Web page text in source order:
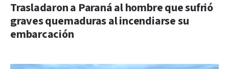
Trasladaron a Paraná al hombre que sufrió
graves quemaduras al incendiarse su
embarcación